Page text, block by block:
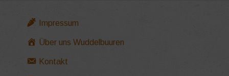
Impressum
Über uns Wuddelbuuren
Kontakt